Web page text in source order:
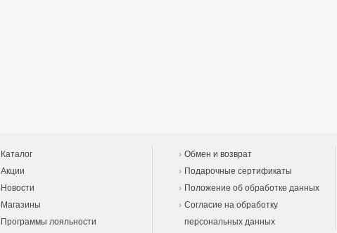
Каталог
Акции
Новости
Магазины
Программы лояльности
Обмен и возврат
Подарочные сертификаты
Положение об обработке данных
Согласие на обработку
персональных данных